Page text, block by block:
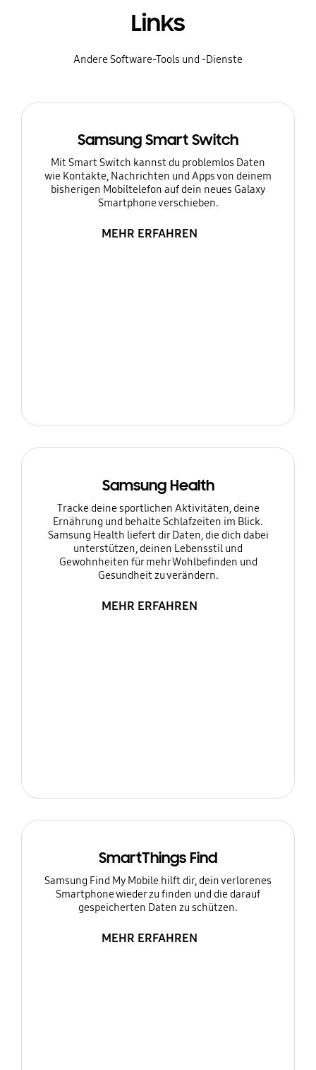
Links
Andere Software-Tools und -Dienste
Samsung Smart Switch
Mit Smart Switch kannst du problemlos Daten
wie Kontakte, Nachrichten und Apps von deinem
bisherigen Mobiltelefon auf dein neues Galaxy
Smartphone verschieben.
MEHR ERFAHREN
Samsung Health
Tracke deine sportlichen Aktivitäten, deine
Ernährung und behalte Schlafzeiten im Blick.
Samsung Health liefert dir Daten, die dich dabei
unterstützen, deinen Lebensstil und
Gewohnheiten für mehr Wohlbefinden und
Gesundheit zu verändern.
MEHR ERFAHREN
SmartThings Find
Samsung Find My Mobile hilft dir, dein verlorenes
Smartphone wieder zu finden und die darauf
gespeicherten Daten zu schützen.
MEHR ERFAHREN